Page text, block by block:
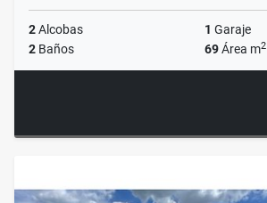
2Alcobas 1 Garaje
2 Baños 69Área m2